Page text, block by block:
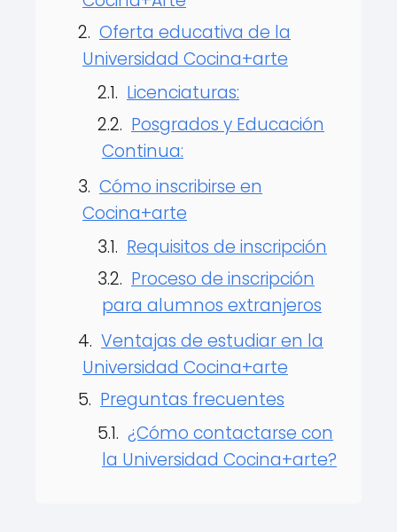
Oferta educativa de la
Universidad Cocina+arte
Licenciaturas:
Posgrados y Educación
Continua:
Cómo inscribirse en
Cocina+arte
Requisitos de inscripción
Proceso de inscripción
para alumnos extranjeros
Ventajas de estudiar en la
Universidad Cocina+arte
Preguntas frecuentes
¿Cómo contactarse con
la Universidad Cocina+arte?